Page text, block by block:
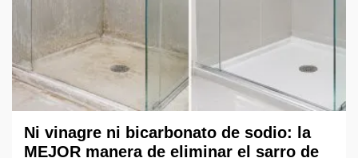
Ni vinagre ni bicarbonato de sodio: la
MEJOR manera de eliminar el sarro de